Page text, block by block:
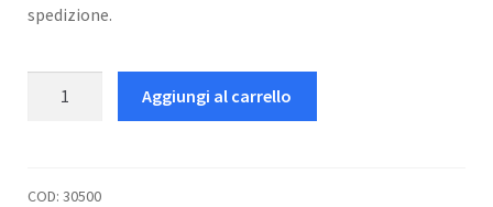
spedizione.
Aggiungi al carrello
COD: 30500